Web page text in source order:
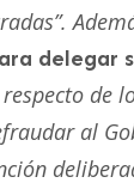
delegar
de
al